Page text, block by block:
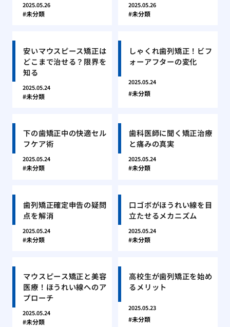
2025.05.26
未分類
2025.05.26
未分類
安いマウスピース矯正は
どこまで治せる？限界を
知る
2025.05.24
未分類
しゃくれ歯列矯正！ビフ
ォーアフターの変化
2025.05.24
未分類
下の歯矯正中の快適セル
フケア術
2025.05.24
未分類
歯科医師に聞く矯正治療
と痛みの真実
2025.05.24
未分類
歯列矯正確定申告の疑問
点を解消
2025.05.24
未分類
口ゴボがほうれい線を目
立たせるメカニズム
2025.05.24
未分類
マウスピース矯正と美容
医療！ほうれい線へのア
プローチ
2025.05.24
未分類
高校生が歯列矯正を始め
るメリット
2025.05.23
未分類